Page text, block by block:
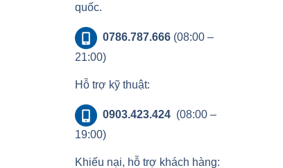
quốc.
0786.787.666(08:00 –
21:00)
Hỗ trợ kỹ thuật:
0903.423.424 (08:00 –
19:00)
Khiếu nại, hỗ trợ khách hàng: